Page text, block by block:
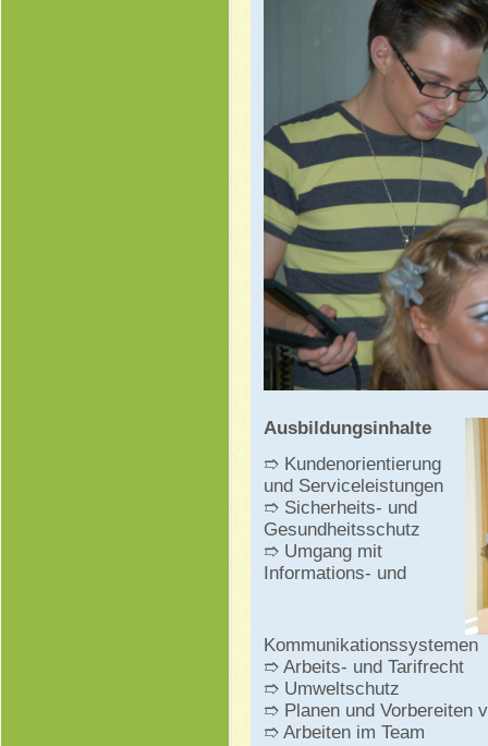
Ausbildungsinhalte
➱ Kundenorientierung
und Serviceleistungen
➱ Sicherheits- und
Gesundheitsschutz
➱ Umgang mit
Informations- und
Kommunikationssystemen
➱ Arbeits- und Tarifrecht
➱ Umweltschutz
➱ Planen und Vorbereiten
➱ Arbeiten im Team